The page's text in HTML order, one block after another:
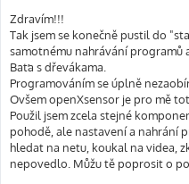
Zdravím!!!
Tak jsem se konečně pustil do
samotnému nahrávání programů
Baťa s dřevákama.
Programováním se úplně
Ovšem openXsensor je pro mě
Použil jsem zcela stejné
pohodě, ale nastavení a nahrání
hledat na netu, koukal na videa,
nepovedlo. Můžu tě poprosit o